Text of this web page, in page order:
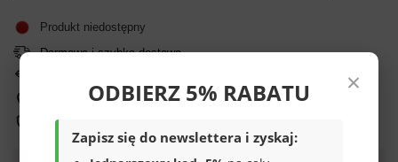
Produkt niedostępny
Darmowa i szybka dostawa
Ten produkt nie jest dostępny w sklepie stacjonarnym
Bezpieczne zakupy
×
ODBIERZ 5% RABATU
Zapisz się do newslettera i zyskaj: